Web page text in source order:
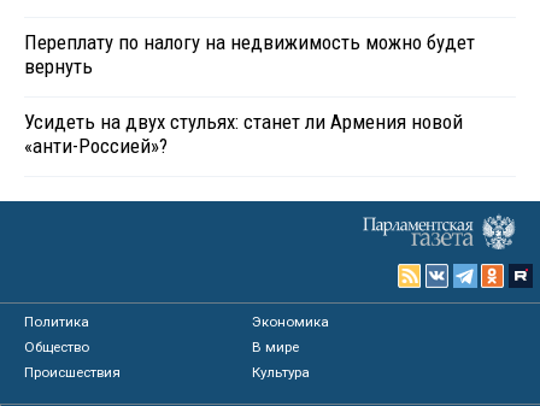
Переплату по налогу на недвижимость можно будет
вернуть
Усидеть на двух стульях: станет ли Армения новой
«анти-Россией»?
Политика
Экономика
Общество
В мире
Происшествия
Культура